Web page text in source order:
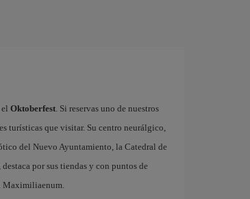
Oktoberfest. Si reservas uno de nuestros
turísticas que visitar. Su centro neurálgico,
del Nuevo Ayuntamiento, la Catedral de
destaca por sus tiendas y con puntos de
Maximiliaenum.